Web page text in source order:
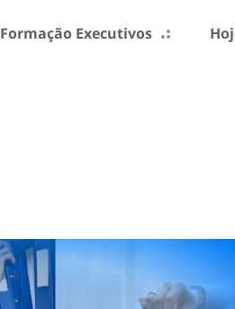
Formação Executivos